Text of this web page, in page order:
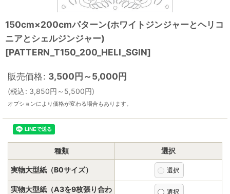
150cm×200cmパターン(ホワイトジンジャーとヘリコ
ニアとシェルジンジャー)
[PATTERN_T150_200_HELI_SGIN]
販売価格: 3,500円～5,000円
(税込: 3,850円 ～5,500円)
オプションにより価格が変わる場合もあります。
種類 選択
実物大型紙（B0サイズ）
実物大型紙（A3を9枚張り合わ